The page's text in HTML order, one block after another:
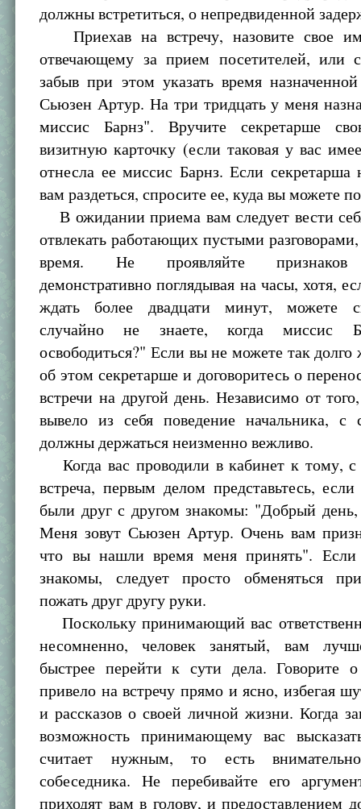
должны встретиться, о непредвиденной
Приехав на встречу, назовите свое
отвечающему за прием посетителей, или
забыв при этом указать время
Сьюзен Артур. На три тридцать у меня
миссис Барнз". Вручите секретарше
визитную карточку (если таковая у вас
отнесла ее миссис Барнз. Если секретарша
вам раздеться, спросите ее, куда вы можете
В ожидании приема вам следует вести
отвлекать работающих пустыми
время. Не проявляйте признаков
демонстративно поглядывая на часы, хотя,
ждать более двадцати минут, можете
случайно не знаете, когда миссис
освободиться?" Если вы не можете так долго
об этом секретарше и договоритесь о
встречи на другой день. Независимо от
вывело из себя поведение начальника, с
должны держаться неизменно вежливо.
Когда вас проводили в кабинет к тому, с
встреча, первым делом представьтесь,
были друг с другом знакомы: "Добрый
Меня зовут Сьюзен Артур. Очень вам
что вы нашли время меня принять".
знакомы, следует просто обменяться
пожать друг другу руки.
Поскольку принимающий вас
несомненно, человек занятый, вам
быстрее перейти к сути дела. Говорите
привело на встречу прямо и ясно, избегая
и рассказов о своей личной жизни. Когда
возможность принимающему вас
считает нужным, то есть
собеседника. Не перебивайте его
приходят вам в голову, и предоставлением